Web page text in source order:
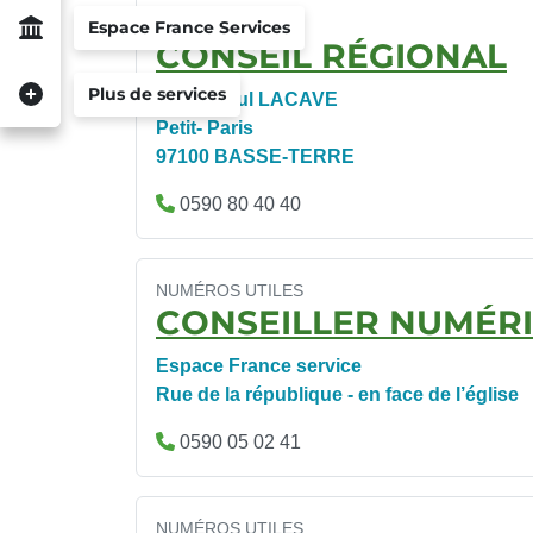
Espace France Services
Plus de services
NUMÉROS UTILES
CONSEIL RÉGIONAL
1 Rue Paul LACAVE
Petit- Paris
97100 BASSE-TERRE
0590 80 40 40
NUMÉROS UTILES
CONSEILLER
Espace France service
Rue de la république - en face de l’église
0590 05 02 41
NUMÉROS UTILES